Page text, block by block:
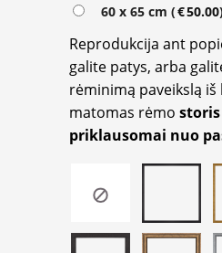
60 x 65 cm (€50.00
Reprodukcija ant
galite patys, arba
rėminimą paveikslą
matomas rėmo
priklausomai nuo